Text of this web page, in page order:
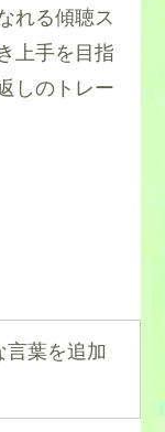
れる傾聴ス
上手を目指
しのトレー
言葉を追加